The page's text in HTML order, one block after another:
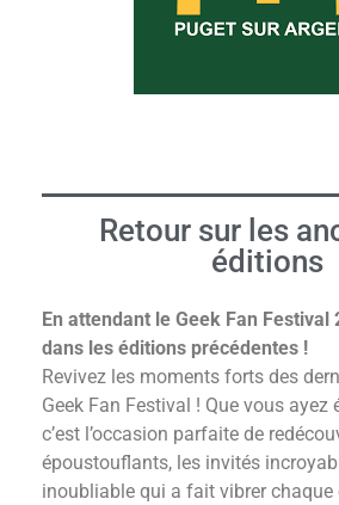
Retour sur les
éditions
En attendant le Geek Fan Festival
dans les éditions précédentes !
Revivez les moments forts des
Geek Fan Festival ! Que vous ayez
c’est l’occasion parfaite de
époustouflants, les invités
inoubliable qui a fait vibrer chaque